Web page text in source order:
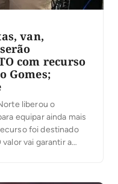
van,
com recurso
Gomes;
liberou o
equipar ainda mais
foi destinado
vai garantir a